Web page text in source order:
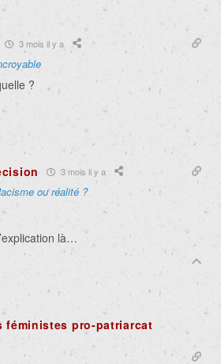
3 mois il y a
?
3 mois il y a
ou réalité ?
là…
féministes pro-patriarcat